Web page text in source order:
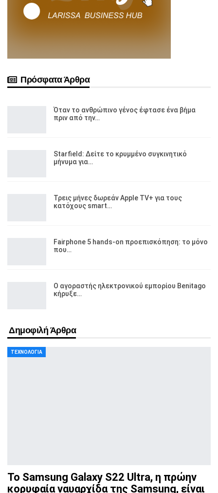
Πρόσφατα Άρθρα
Όταν το ανθρώπινο γένος έφτασε ένα βήμα
πριν από την…
Starfield: Δείτε το κρυμμένο συγκινητικό
μήνυμα για…
Τρεις μήνες δωρεάν Apple TV+ για τους
κατόχους smart…
Fairphone 5 hands-on προεπισκόπηση: το μόνο
που…
Ο αγοραστής ηλεκτρονικού εμπορίου Benitago
κήρυξε…
Δημοφιλή Άρθρα
ΤΕΧΝΟΛΟΓΊΑ
Το Samsung Galaxy S22 Ultra, η πρώην
κορυφαία ναυαρχίδατης Samsung, είναι